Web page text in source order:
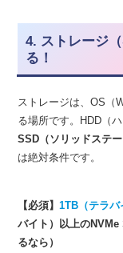
4. ストレージ
る！
ストレージは、OS（
る場所です。HDD（
SSD（ソリッドステー
は絶対条件です。
【必須】 1TB（テラバ
バイト）以上の
るなら）